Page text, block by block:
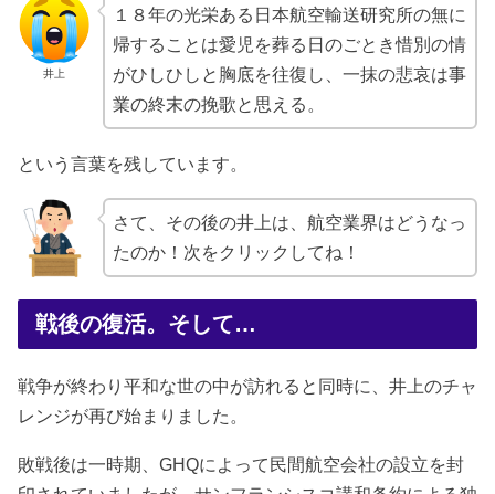
井上
１８年の光栄ある日本航空輸送研究所の無に
帰することは愛児を葬る日のごとき惜別の情
がひしひしと胸底を往復し、一抹の悲哀は事
業の終末の挽歌と思える。
という言葉を残しています。
さて、その後の井上は、航空業界はどうなっ
たのか！次をクリックしてね！
戦後の復活。そして…
戦争が終わり平和な世の中が訪れると同時に、井上のチャ
レンジが再び始まりました。
敗戦後は一時期、GHQによって民間航空会社の設立を封